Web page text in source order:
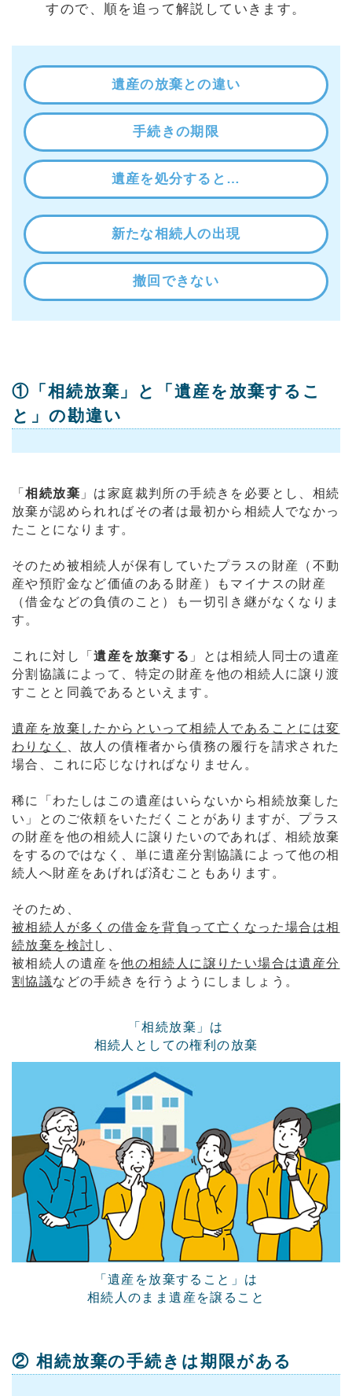
すので、順を追って解説していきます。
遺産の放棄との違い
手続きの期限
遺産を処分すると…
新たな相続人の出現
撤回できない
①「相続放棄」と「遺産を放棄するこ
と」の勘違い
「相続放棄 」は家庭裁判所の手続きを必要とし、相続
放棄が認められればその者は最初から相続人でなかっ
たことになります。
そのため被相続人が保有していたプラスの財産（不動
産や預貯金など価値のある財産）もマイナスの財産
（借金などの負債のこと）も一切引き継がなくなりま
す。
これに対し「遺産を放棄する 」とは相続人同士の遺産
分割協議によって、特定の財産を他の相続人に譲り渡
すことと同義であるといえます。
遺産を放棄したからといって相続人であることには変
わりなく
、故人の債権者から債務の履行を請求された
場合、これに応じなければなりません。
稀に「わたしはこの遺産はいらないから相続放棄した
い」とのご依頼をいただくことがありますが、プラス
の財産を他の相続人に譲りたいのであれば、相続放棄
をするのではなく、単に遺産分割協議によって他の相
続人へ財産をあげれば済むこともあります。
そのため、
被相続人が多くの借金を背負って亡くなった場合は相
続放棄を検討 し、
被相続人の遺産を他の相続人に譲りたい場合は遺産分
割協議などの手続きを行うようにしましょう。
「相続放棄」は
相続人としての権利の放棄
「遺産を放棄すること」は
相続人のまま遺産を譲ること
② 相続放棄の手続きは期限がある